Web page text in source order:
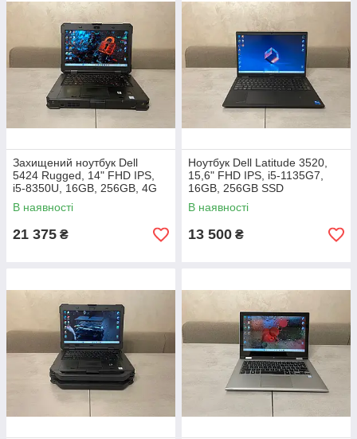
Захищений ноутбук Dell
5424 Rugged, 14" FHD IPS,
i5-8350U, 16GB, 256GB, 4G
LTE
В наявності
21 375 ₴
Ноутбук Dell Latitude 3520,
15,6" FHD IPS, i5-1135G7,
16GB, 256GB SSD
В наявності
13 500 ₴